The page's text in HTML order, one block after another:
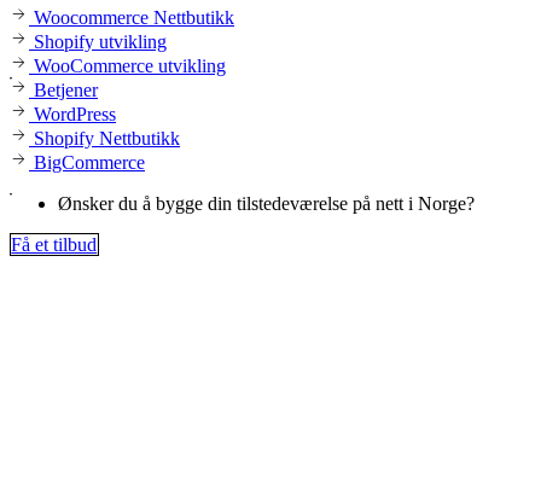
Woocommerce Nettbutikk
Shopify utvikling
WooCommerce utvikling
Betjener
WordPress
Shopify Nettbutikk
BigCommerce
Ønsker du å bygge din tilstedeværelse på nett i Norge?
Få et tilbud